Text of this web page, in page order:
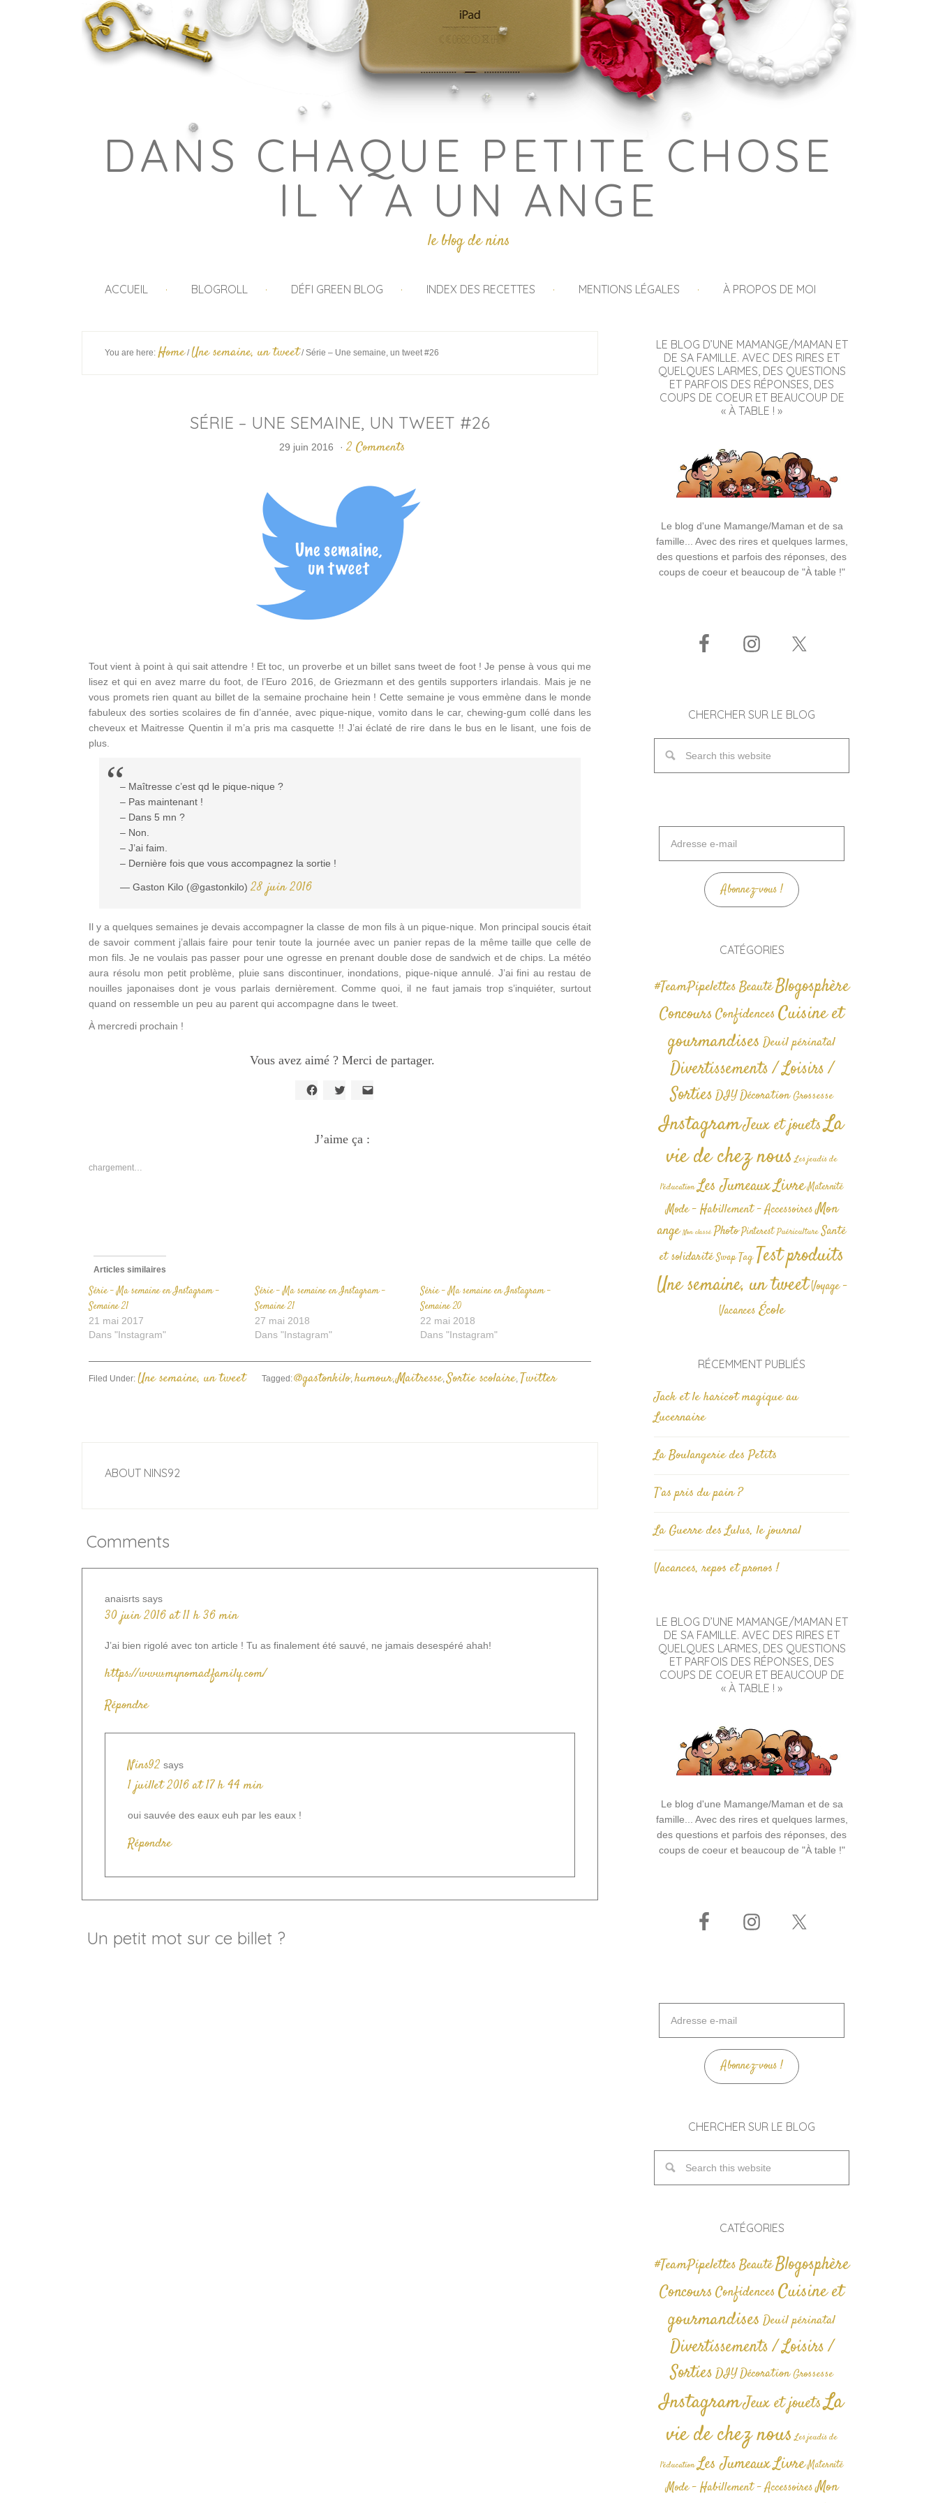
DANS CHAQUE PETITE CHOSE
IL Y A UN ANGE
le blog de nins
ACCUEIL BLOGROLL DÉFI GREEN BLOG INDEX DES RECETTES MENTIONS LÉGALES À PROPOS DE MOI
You are here: Home / Une semaine, un tweet /Série – Une semaine, un tweet #26
SÉRIE – UNE SEMAINE, UN TWEET #26
29 juin 2016 · 2 Comments
Tout vient à point à qui sait attendre ! Et toc, un proverbe et un billet sans tweet de foot ! Je pense à vous qui me
lisez et qui en avez marre du foot, de l’Euro 2016, de Griezmann et des gentils supporters irlandais. Mais je ne
vous promets rien quant au billet de la semaine prochaine hein ! Cette semaine je vous emmène dans le monde
fabuleux des sorties scolaires de fin d’année, avec pique-nique, vomito dans le car, chewing-gum collé dans les
cheveux et Maitresse Quentin il m’a pris ma casquette !! J’ai éclaté de rire dans le bus en le lisant, une fois de
plus.
– Maîtresse c’est qd le pique-nique ?
– Pas maintenant !
– Dans 5 mn ?
– Non.
– J’ai faim.
– Dernière fois que vous accompagnez la sortie !
— Gaston Kilo (@gastonkilo) 28 juin 2016
Il y a quelques semaines je devais accompagner la classe de mon fils à un pique-nique. Mon principal soucis était
de savoir comment j’allais faire pour tenir toute la journée avec un panier repas de la même taille que celle de
mon fils. Je ne voulais pas passer pour une ogresse en prenant double dose de sandwich et de chips. La météo
aura résolu mon petit problème, pluie sans discontinuer, inondations, pique-nique annulé. J’ai fini au restau de
nouilles japonaises dont je vous parlais dernièrement. Comme quoi, il ne faut jamais trop s’inquiéter, surtout
quand on ressemble un peu au parent qui accompagne dans le tweet.
À mercredi prochain !
Vous avez aimé ? Merci de partager.
Facebook(ouvre
dans
Twitter(ouvre
dans
lien
par
J’aime ça :
chargement…
Articles similaires
Série – Ma semaine en Instagram –
Semaine 21
21 mai 2017
Dans "Instagram"
Série – Ma semaine en Instagram –
Semaine 21
27 mai 2018
Dans "Instagram"
Série – Ma semaine en Instagram –
Semaine 20
22 mai 2018
Dans "Instagram"
Filed Under: Une semaine, un tweet Tagged:@gastonkilo, humour,Maitresse,Sortie scolaire, Twitter
ABOUT NINS92
Comments
anaisrts says
30 juin 2016 at 11 h 36 min
J’ai bien rigolé avec ton article ! Tu as finalement été sauvé, ne jamais desespéré ahah!
https://www.mynomadfamily.com/
Répondre
Nins92 says
1 juillet 2016 at 17 h 44 min
oui sauvée des eaux euh par les eaux !
Répondre
Un petit mot sur ce billet ?
LE BLOG D’UNE MAMANGE/MAMAN ET
DE SA FAMILLE. AVEC DES RIRES ET
QUELQUES LARMES, DES QUESTIONS
ET PARFOIS DES RÉPONSES, DES
COUPS DE COEUR ET BEAUCOUP DE
« À TABLE ! »
Le blog d'une Mamange/Maman et de sa
famille... Avec des rires et quelques larmes,
des questions et parfois des réponses, des
coups de coeur et beaucoup de "À table !"
CHERCHER SUR LE BLOG
mail
Abonnez-vous !
CATÉGORIES
#TeamPipelettesBeautéBlogosphère
ConcoursConfidences Cuisine et
gourmandises Deuil périnatal
Divertissements / Loisirs /
SortiesDIYDécoration Grossesse
InstagramJeux et jouetsLa
vie de chez nous Les jeudis de
l'éducation Les JumeauxLivre Maternité
Mode - Habillement - AccessoiresMon
ange Non classé Photo Pinterest Puériculture Santé
et solidarité Swap TagTest produits
Une semaine, un tweetVoyage -
Vacances École
RÉCEMMENT PUBLIÉS
Jack et le haricot magique au
Lucernaire
La Boulangerie des Petits
T’as pris du pain ?
La Guerre des Lulus, le journal
Vacances, repos et pronos !
LE BLOG D’UNE MAMANGE/MAMAN ET
DE SA FAMILLE. AVEC DES RIRES ET
QUELQUES LARMES, DES QUESTIONS
ET PARFOIS DES RÉPONSES, DES
COUPS DE COEUR ET BEAUCOUP DE
« À TABLE ! »
Le blog d'une Mamange/Maman et de sa
famille... Avec des rires et quelques larmes,
des questions et parfois des réponses, des
coups de coeur et beaucoup de "À table !"
mail
Abonnez-vous !
CHERCHER SUR LE BLOG
CATÉGORIES
#TeamPipelettesBeautéBlogosphère
ConcoursConfidences Cuisine et
gourmandises Deuil périnatal
Divertissements / Loisirs /
SortiesDIYDécoration Grossesse
InstagramJeux et jouetsLa
vie de chez nous Les jeudis de
l'éducation Les JumeauxLivre Maternité
Mode - Habillement - AccessoiresMon